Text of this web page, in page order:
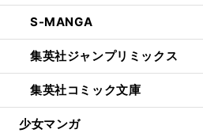
S-MANGA
集英社ジャンプリミックス
集英社コミック文庫
少女マンガ